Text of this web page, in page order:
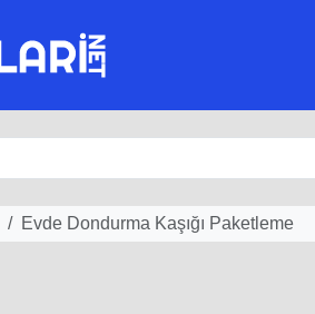
Evde Dondurma Kaşığı Paketleme